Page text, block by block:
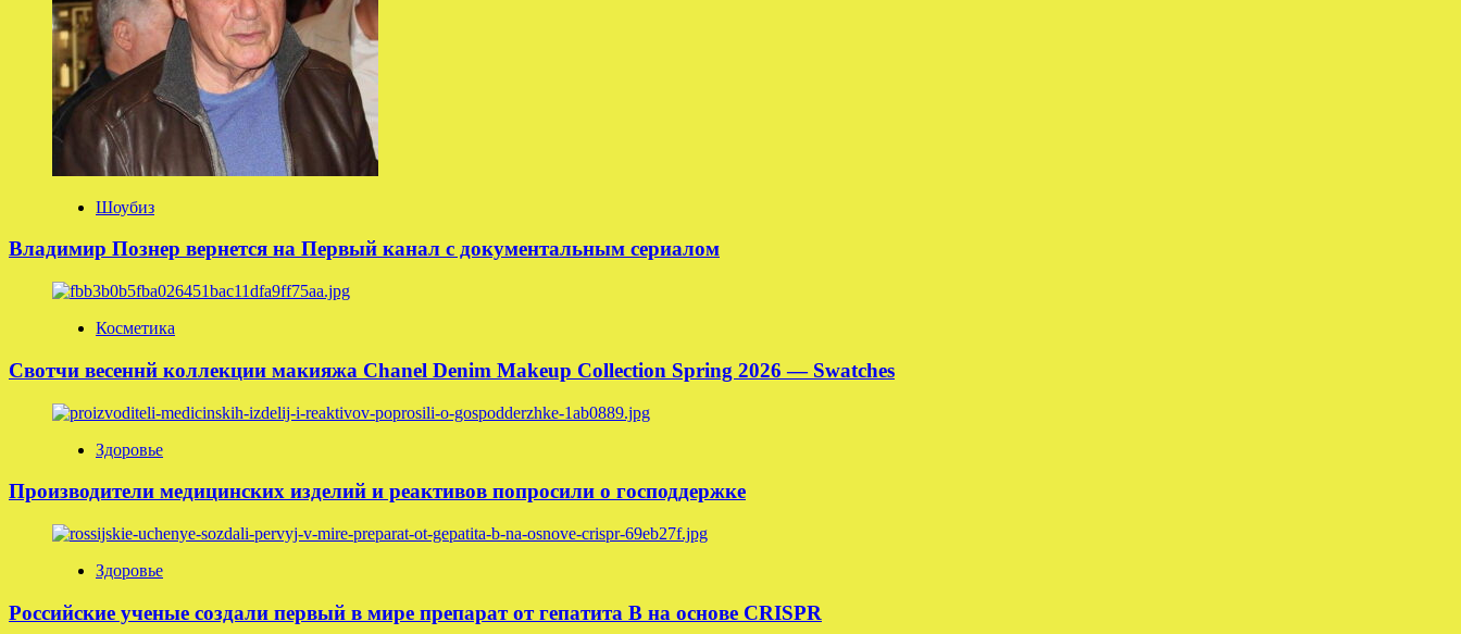
Шоубиз
Владимир Познер вернется на Первый канал с документальным сериалом
Косметика
Свотчи весеннй коллекции макияжа Chanel Denim Makeup Collection Spring 2026 — Swatches
Здоровье
Производители медицинских изделий и реактивов попросили о господдержке
Здоровье
Российские ученые создали первый в мире препарат от гепатита B на основе CRISPR